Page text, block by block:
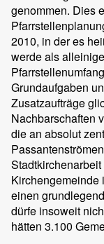
genommen. Dies
2010, in der es
werde als
Grundaufgaben
Zusatzaufträge
Nachbarschaften
die an absolut
Kirchengemeinde
einen
dürfe insoweit
hätten 3.100